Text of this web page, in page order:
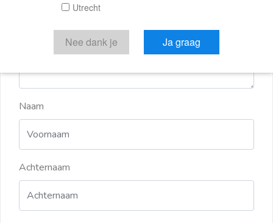
aanbieder of makelaar van de woning.
Naam
Achternaam
Utrecht
Nee dank je Ja graag